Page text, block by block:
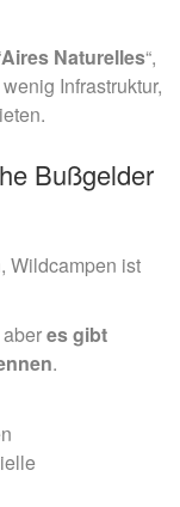
Aires Naturelles“,
Infrastruktur,
Bußgelder
Wildcampen ist
es gibt
.